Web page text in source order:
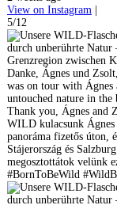
View on Instagram |
5/12